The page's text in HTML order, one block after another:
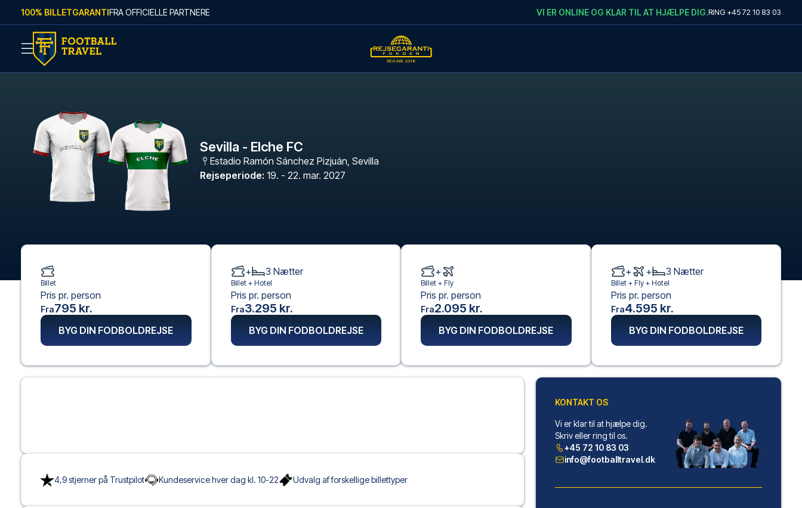
Skip to content
100% BILLETGARANTIFRA OFFICIELLE PARTNERE VI ER ONLINE OG KLAR TIL AT HJÆLPE DIG.RING +45 72 10 83 03
Sevilla - Elche FC
Estadio Ramón Sánchez Pizjuán, Sevilla
Rejseperiode: 19. - 22. mar. 2027
4,9 stjerner på Trustpilot Kundeservice hver dag kl. 10-22 Udvalg af forskellige billettyper
Billet
Pris pr. person
Fra795 kr.
BYG DIN FODBOLDREJSE
+ 3 Nætter
Billet + Hotel
Pris pr. person
Fra3.295 kr.
BYG DIN FODBOLDREJSE
+
Billet + Fly
Pris pr. person
Fra2.095 kr.
BYG DIN FODBOLDREJSE
+ + 3 Nætter
Billet + Fly+ Hotel
Pris pr. person
Fra4.595 kr.
BYG DIN FODBOLDREJSE
KONTAKT OS
Vi er klar til at hjælpe dig.
Skriv eller ring til os.
+45 72 10 83 03
info@footballtravel.dk